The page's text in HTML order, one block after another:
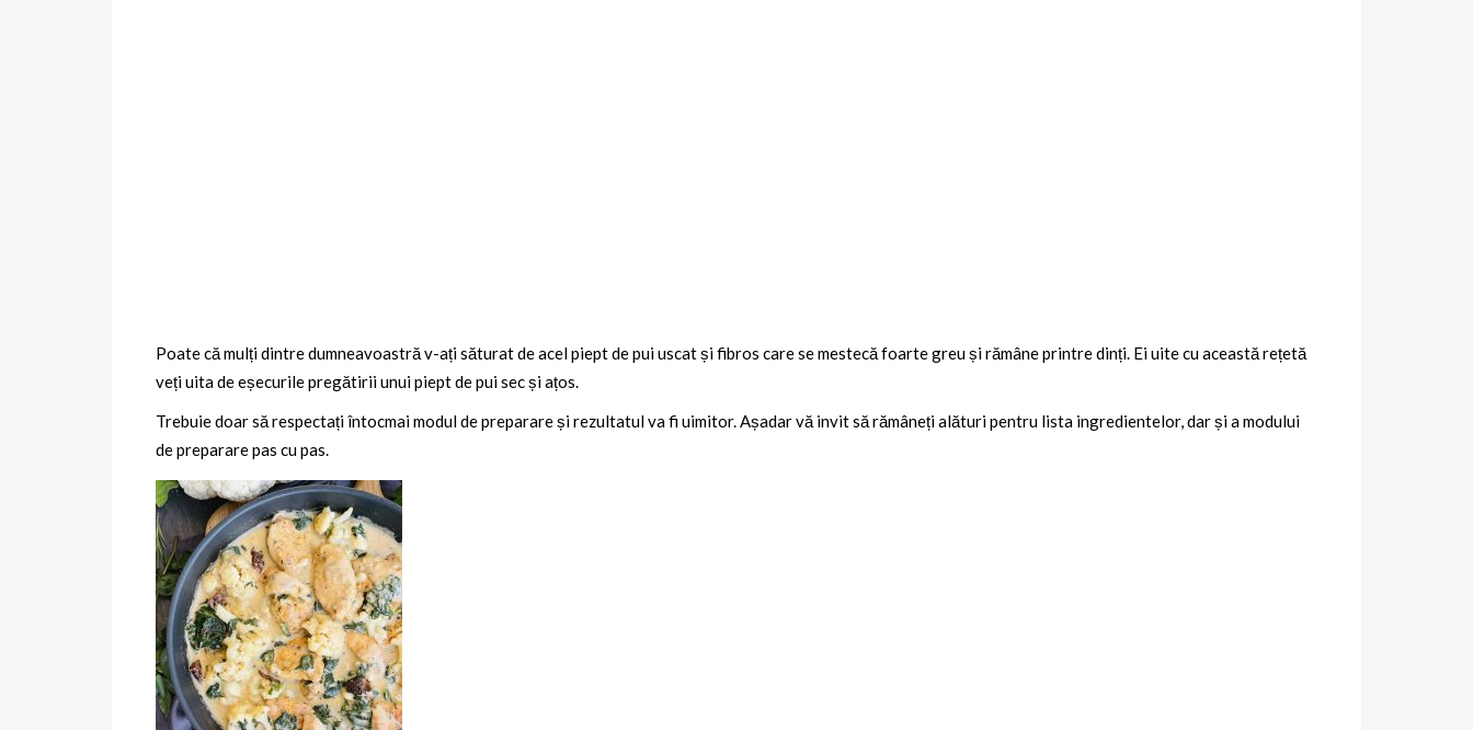
Poate că mulți dintre dumneavoastră v-ați săturat de acel piept de pui uscat și fibros care se mestecă foarte greu și rămâne printre dinți. Ei uite cu această rețetă
veți uita de eșecurile pregătirii unui piept de pui sec și ațos.
Trebuie doar să respectați întocmai modul de preparare și rezultatul va fi uimitor. Așadar vă invit să rămâneți alături pentru lista ingredientelor, dar și a modului
de preparare pas cu pas.